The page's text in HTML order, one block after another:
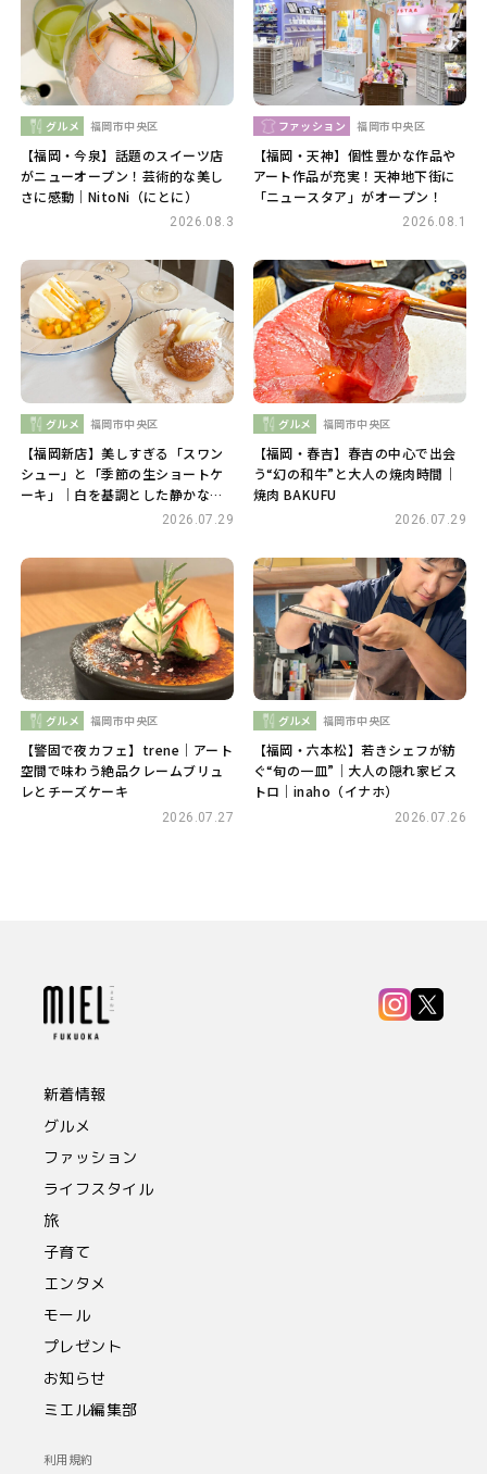
グルメ 福岡市中央区
【福岡・今泉】話題のスイーツ店
がニューオープン！芸術的な美し
さに感動｜NitoNi（にとに）
2026.08.3
ファッション 福岡市中央区
【福岡・天神】個性豊かな作品や
アート作品が充実！天神地下街に
「ニュースタア」がオープン！
2026.08.1
グルメ 福岡市中央区
【福岡新店】美しすぎる「スワン
シュー」と「季節の生ショートケ
ーキ」｜白を基調とした静かな空
2026.07.29
グルメ 福岡市中央区
【福岡・春吉】春吉の中心で出会
う“幻の和牛”と大人の焼肉時間｜
焼肉 BAKUFU
2026.07.29
グルメ 福岡市中央区
【警固で夜カフェ】trene｜アート
空間で味わう絶品クレームブリュ
レとチーズケーキ
2026.07.27
グルメ 福岡市中央区
【福岡・六本松】若きシェフが紡
ぐ“旬の一皿”｜大人の隠れ家ビス
トロ｜inaho（イナホ）
2026.07.26
新着情報
グルメ
ファッション
ライフスタイル
旅
子育て
エンタメ
モール
プレゼント
お知らせ
ミエル編集部
利用規約